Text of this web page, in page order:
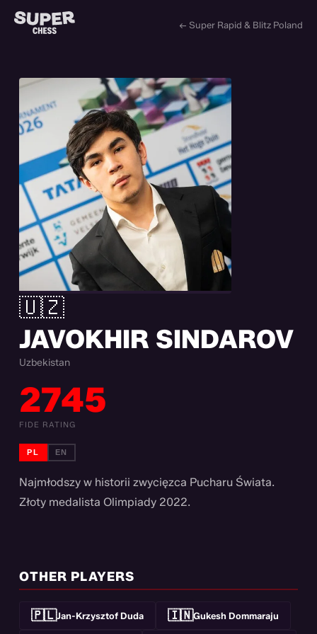
← Super Rapid & Blitz Poland
🇺🇿
JAVOKHIR SINDAROV
Uzbekistan
2745
FIDE RATING
PL EN
Najmłodszy w historii zwycięzca Pucharu Świata.
Złoty medalista Olimpiady 2022.
OTHER PLAYERS
🇵🇱Jan-Krzysztof Duda 🇮🇳Gukesh Dommaraju